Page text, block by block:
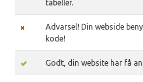
tabeller.
Advarsel! Din webside
kode!
Godt, din website har få